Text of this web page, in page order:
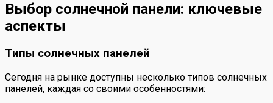
Выбор солнечной панели: ключевые
аспекты
Типы солнечных панелей
Сегодня на рынке доступны несколько типов солнечных
панелей, каждая со своими особенностями: